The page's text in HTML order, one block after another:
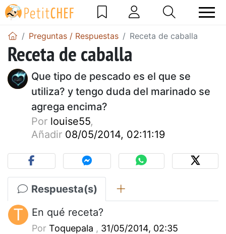
Preguntas / Respuestas Receta de caballa
Receta de caballa
Que tipo de pescado es el que se
utiliza? y tengo duda del marinado se
agrega encima?
Por louise55,
Añadir 08/05/2014, 02:11:19
Respuesta(s)
T En qué receta?
Por Toquepala , 31/05/2014, 02:35